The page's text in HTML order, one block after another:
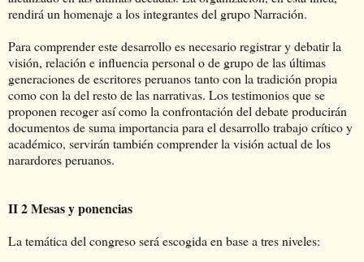
rendirá un homenaje a los integrantes del grupo Narración.
Para comprender este desarrollo es necesario registrar y debatir la
visión, relación e influencia personal o de grupo de las últimas
generaciones de escritores peruanos tanto con la tradición propia
como con la del resto de las narrativas. Los testimonios que se
proponen recoger así como la confrontación del debate producirán
documentos de suma importancia para el desarrollo trabajo crítico y
académico, servirán también comprender la visión actual de los
narardores peruanos.
II 2 Mesas y ponencias
La temática del congreso será escogida en base a tres niveles: